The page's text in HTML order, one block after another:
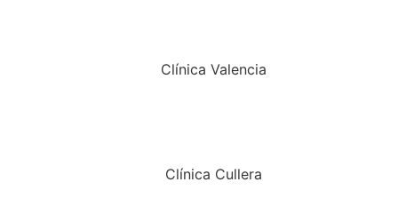
Clínica Valencia
Clínica Cullera